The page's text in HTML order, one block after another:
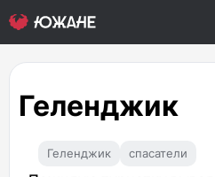
Геленджик
Геленджик спасатели